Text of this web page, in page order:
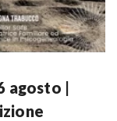
agosto |